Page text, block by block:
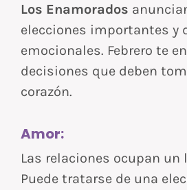
Los Enamorados
elecciones importantes y
emocionales. Febrero te
decisiones que deben
corazón.
Amor:
Las relaciones ocupan un
Puede tratarse de una